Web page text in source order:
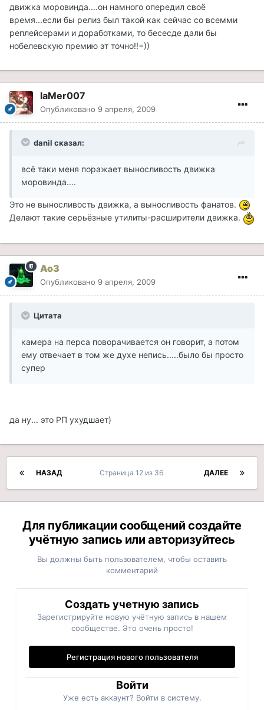
движка моровинда....он намного опередил своё
время...если бы релиз был такой как сейчас со всемми
реплейсерами и доработками, то бесесде дали бы
нобелевскую премию эт точно!!=))
laMer007
Опубликовано 9 апреля, 2009
danil сказал:
всё таки меня поражает выносливость движка
моровинда....
Это не выносливость движка, а выносливость фанатов.
Делают такие серьёзные утилиты-расширители движка.
Ao3
Опубликовано 9 апреля, 2009
Цитата
камера на перса поворачивается он говорит, а потом
ему отвечает в том же духе непись.....было бы просто
супер
да ну... это РП ухудшает)
НАЗАД ДАЛЕЕ
Страница 12 из 36
Для публикации сообщений создайте
учётную запись или авторизуйтесь
Вы должны быть пользователем, чтобы оставить
комментарий
Создать учетную запись
Зарегистрируйте новую учётную запись в нашем
сообществе. Это очень просто!
Регистрация нового пользователя
Войти
Уже есть аккаунт? Войти в систему.